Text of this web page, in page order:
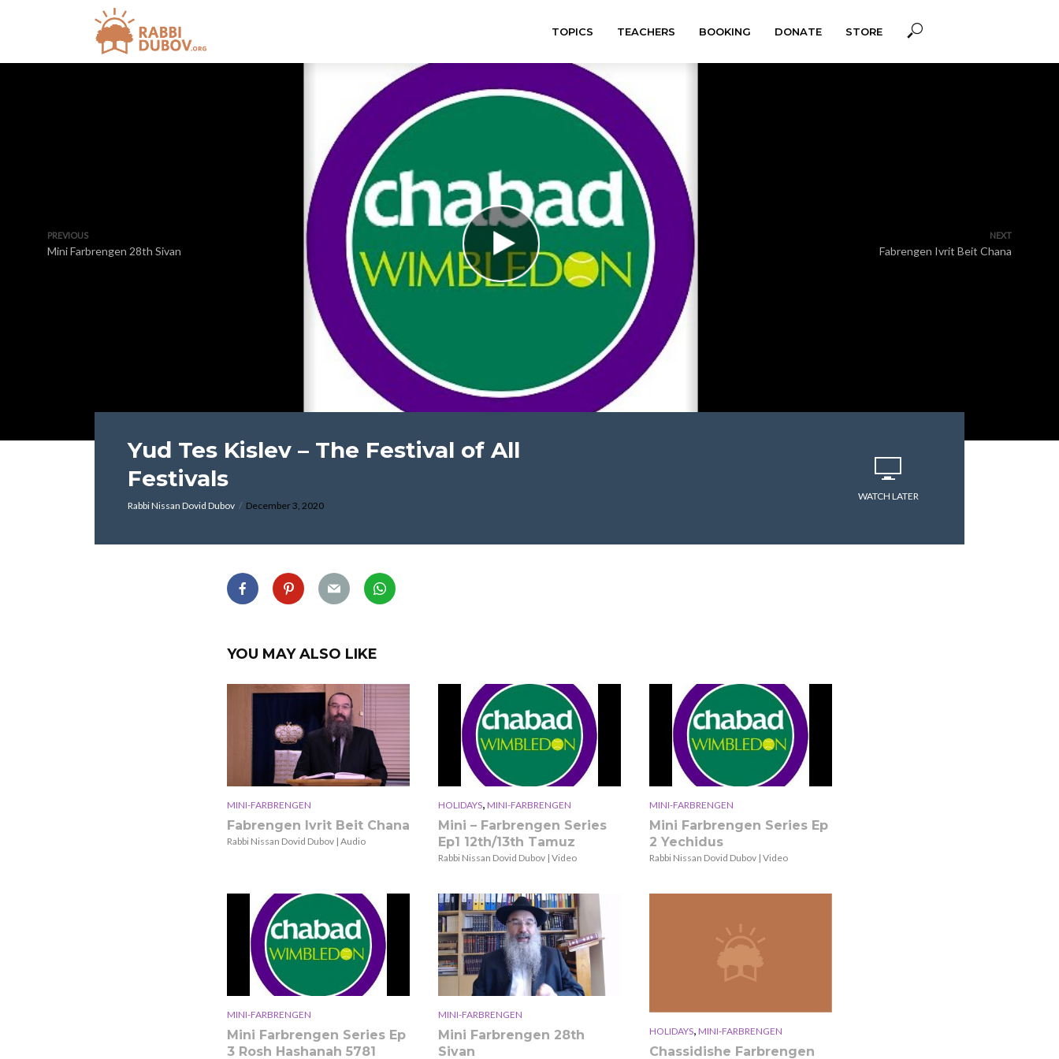
TOPICS TEACHERS BOOKING DONATE STORE
PREVIOUS
Mini Farbrengen 28th Sivan
NEXT
Fabrengen Ivrit Beit Chana
Yud Tes Kislev – The Festival of All
Festivals
Rabbi Nissan Dovid Dubov December 3, 2020
WATCH LATER
YOU MAY ALSO LIKE
MINI-FARBRENGEN
Fabrengen Ivrit Beit Chana
Rabbi Nissan Dovid Dubov | Audio
HOLIDAYS, MINI-FARBRENGEN
Mini – Farbrengen Series
Ep1 12th/13th Tamuz
Rabbi Nissan Dovid Dubov | Video
MINI-FARBRENGEN
Mini Farbrengen Series Ep
2 Yechidus
Rabbi Nissan Dovid Dubov | Video
MINI-FARBRENGEN
Mini Farbrengen Series Ep
3 Rosh Hashanah 5781
MINI-FARBRENGEN
Mini Farbrengen 28th
Sivan
HOLIDAYS, MINI-FARBRENGEN
Chassidishe Farbrengen